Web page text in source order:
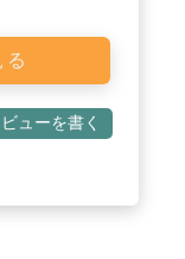
ューを書く